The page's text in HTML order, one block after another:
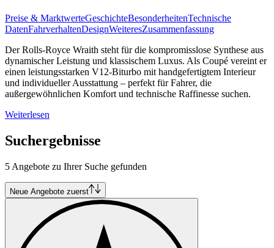
Preise & MarktwerteGeschichteBesonderheitenTechnische
DatenFahrverhaltenDesignWeiteresZusammenfassung
Der Rolls-Royce Wraith steht für die kompromisslose Synthese aus
dynamischer Leistung und klassischem Luxus. Als Coupé vereint er
einen leistungsstarken V12-Biturbo mit handgefertigtem Interieur
und individueller Ausstattung – perfekt für Fahrer, die
außergewöhnlichen Komfort und technische Raffinesse suchen.
Weiterlesen
Suchergebnisse
5 Angebote zu Ihrer Suche gefunden
Neue Angebote zuerst